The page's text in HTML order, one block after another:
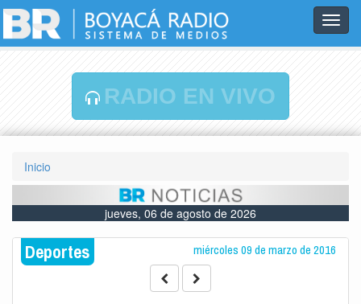
RADIO EN VIVO
Inicio
jueves, 06 de agosto de 2026
Deportes miércoles 09 de marzo de 2016